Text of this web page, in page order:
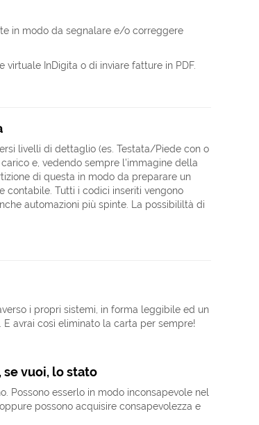
in modo da segnalare e/o correggere
InDigita o di inviare fatture in PDF.
livelli di dettaglio (es. Testata/Piede con o
e, vedendo sempre l'immagine della
di questa in modo da preparare un
Tutti i codici inseriti vengono
automazioni più spinte. La possibililtà di
i propri sistemi, in forma leggibile ed un
avrai così eliminato la carta per sempre!
vuoi, lo stato
Possono esserlo in modo inconsapevole nel
possono acquisire consapevolezza e